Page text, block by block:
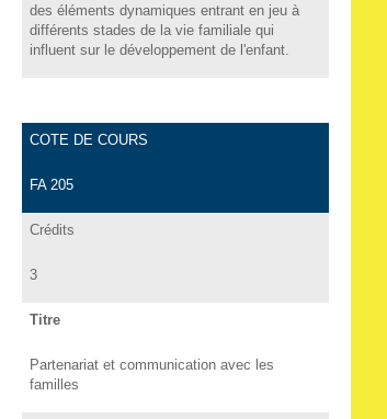
des éléments dynamiques entrant en jeu à
différents stades de la vie familiale qui
influent sur le développement de l'enfant.
COTE DE COURS
FA 205
Crédits
3
Titre
Partenariat et communication avec les
familles